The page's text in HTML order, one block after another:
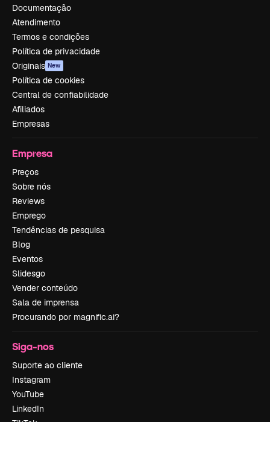
Documentação
Atendimento
Termos e condições
Política de privacidade
Originais New
Política de cookies
Central de confiabilidade
Afiliados
Empresas
Empresa
Preços
Sobre nós
Reviews
Emprego
Tendências de pesquisa
Blog
Eventos
Slidesgo
Vender conteúdo
Sala de imprensa
Procurando por magnific.ai?
Siga-nos
Suporte ao cliente
Instagram
YouTube
LinkedIn
TikTok